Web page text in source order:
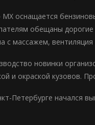
MX оснащается
обещаны дорогие
с массажем,
новинки
и окраской кузовов.
Петербурге начался